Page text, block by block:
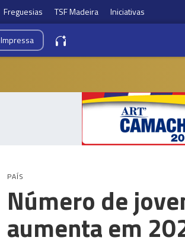
Freguesias TSF Madeira Iniciativas
Impressa
PAÍS
Número de
aumenta em